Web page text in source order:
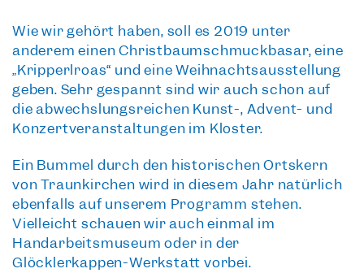
Wie wir gehört haben, soll es 2019 unter
anderem einen Christbaumschmuckbasar, eine
„Kripperlroas“ und eine Weihnachtsausstellung
geben. Sehr gespannt sind wir auch schon auf
dieabwechslungsreichen Kunst-, Advent- und
Konzertveranstaltungen im Kloster.
Ein Bummel durch den historischen Ortskern
von Traunkirchen wird in diesem Jahr natürlich
ebenfalls auf unserem Programm stehen.
Vielleicht schauen wir auch einmal im
Handarbeitsmuseum oder in der
Glöcklerkappen-Werkstatt vorbei.